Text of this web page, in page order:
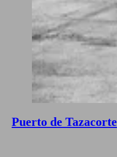
Puerto de Tazacorte